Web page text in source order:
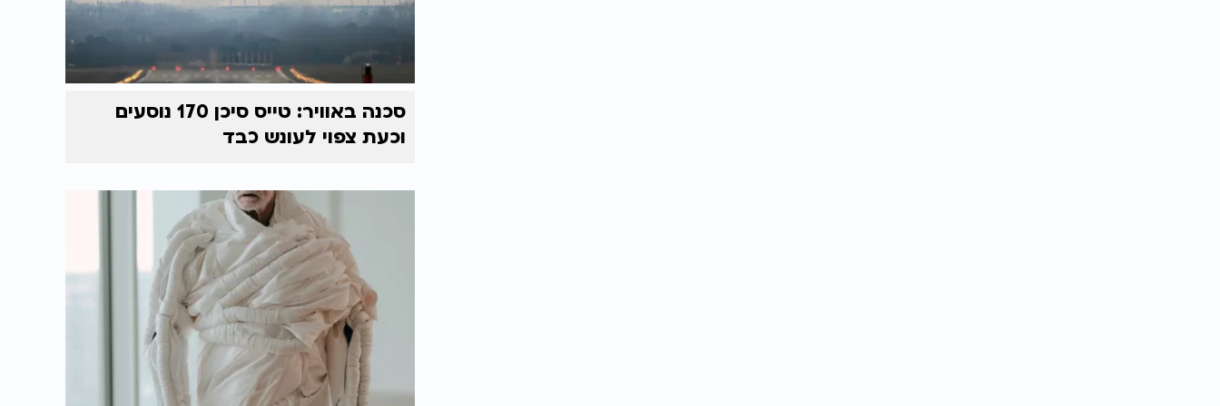
סכנה באוויר: טייס סיכן 170 נוסעים
וכעת צפוי לעונש כבד